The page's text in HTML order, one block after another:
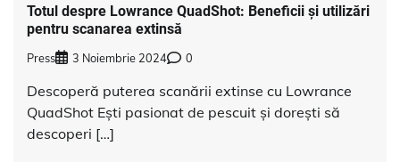
Totul despre Lowrance QuadShot: Beneficii și utilizări
pentru scanarea extinsă
Press 3 Noiembrie 2024 0
Descoperă puterea scanării extinse cu Lowrance
QuadShot Ești pasionat de pescuit și dorești să
descoperi […]